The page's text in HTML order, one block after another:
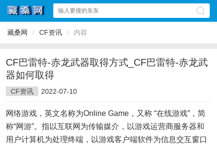
藏桑网 / CF资讯 / 内容
CF巴雷特-赤龙武器取得方式_CF巴雷特-赤龙武
器如何取得
CF资讯 2022-07-10
网络游戏，英文名称为Online Game，又称 “在线游戏”，简
称“网游”。指以互联网为传输媒介，以游戏运营商服务器和
用户计算机为处理终端，以游戏客户端软件为信息交互窗口